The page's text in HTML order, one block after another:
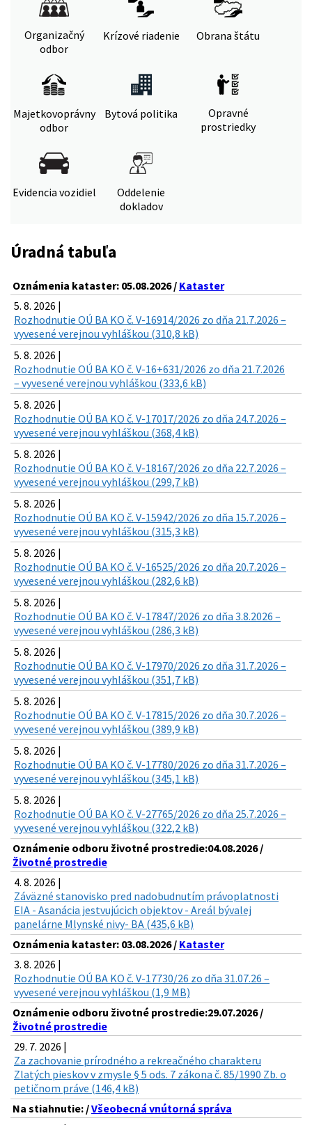
Organizačný
odbor
Krízové riadenie Obrana štátu
Majetkovoprávny
odbor
Bytová politika
Opravné
prostriedky
Evidencia vozidiel
Oddelenie
dokladov
Úradná tabuľa
Oznámenia kataster: 05.08.2026 / Kataster
5. 8. 2026 |
Rozhodnutie OÚ BA KO č. V-16914/2026 zo dňa 21.7.2026 –
vyvesené verejnou vyhláškou (310,8 kB)
5. 8. 2026 |
Rozhodnutie OÚ BA KO č. V-16+631/2026 zo dňa 21.7.2026
– vyvesené verejnou vyhláškou (333,6 kB)
5. 8. 2026 |
Rozhodnutie OÚ BA KO č. V-17017/2026 zo dňa 24.7.2026 –
vyvesené verejnou vyhláškou (368,4 kB)
5. 8. 2026 |
Rozhodnutie OÚ BA KO č. V-18167/2026 zo dňa 22.7.2026 –
vyvesené verejnou vyhláškou (299,7 kB)
5. 8. 2026 |
Rozhodnutie OÚ BA KO č. V-15942/2026 zo dňa 15.7.2026 –
vyvesené verejnou vyhláškou (315,3 kB)
5. 8. 2026 |
Rozhodnutie OÚ BA KO č. V-16525/2026 zo dňa 20.7.2026 –
vyvesené verejnou vyhláškou (282,6 kB)
5. 8. 2026 |
Rozhodnutie OÚ BA KO č. V-17847/2026 zo dňa 3.8.2026 –
vyvesené verejnou vyhláškou (286,3 kB)
5. 8. 2026 |
Rozhodnutie OÚ BA KO č. V-17970/2026 zo dňa 31.7.2026 –
vyvesené verejnou vyhláškou (351,7 kB)
5. 8. 2026 |
Rozhodnutie OÚ BA KO č. V-17815/2026 zo dňa 30.7.2026 –
vyvesené verejnou vyhláškou (389,9 kB)
5. 8. 2026 |
Rozhodnutie OÚ BA KO č. V-17780/2026 zo dňa 31.7.2026 –
vyvesené verejnou vyhláškou (345,1 kB)
5. 8. 2026 |
Rozhodnutie OÚ BA KO č. V-27765/2026 zo dňa 25.7.2026 –
vyvesené verejnou vyhláškou (322,2 kB)
Oznámenie odboru životné prostredie:04.08.2026 /
Životné prostredie
4. 8. 2026 |
Záväzné stanovisko pred nadobudnutím právoplatnosti
EIA - Asanácia jestvujúcich objektov - Areál bývalej
panelárne Mlynské nivy- BA (435,6 kB)
Oznámenia kataster: 03.08.2026 / Kataster
3. 8. 2026 |
Rozhodnutie OÚ BA KO č. V-17730/26 zo dňa 31.07.26 –
vyvesené verejnou vyhláškou (1,9 MB)
Oznámenie odboru životné prostredie:29.07.2026 /
Životné prostredie
29. 7. 2026 |
Za zachovanie prírodného a rekreačného charakteru
Zlatých pieskov v zmysle § 5 ods. 7 zákona č. 85/1990 Zb. o
petičnom práve (146,4 kB)
Na stiahnutie: /Všeobecná vnútorná správa